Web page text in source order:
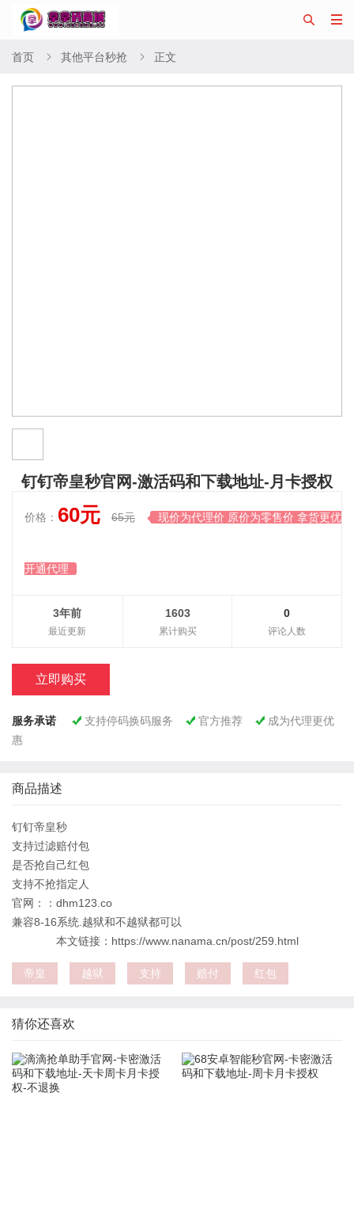


首页  其他平台秒抢  正文
钉钉帝皇秒官网-激活码和下载地址-月卡授权
价格： 60元 65元  现价为代理价 原价为零售价 拿货更优惠
开通代理
0
评论人数
1603
累计购买
3年前
最近更新
立即购买
服务承诺  支持停码换码服务  官方推荐  成为代理更优
惠
商品描述
钉钉帝皇秒
支持过滤赔付包
是否抢自己红包
支持不抢指定人
官网：：dhm123.co
兼容8-16系统.越狱和不越狱都可以
本文链接：https://www.nanama.cn/post/259.html
帝皇 越狱 支持 赔付 红包
猜你还喜欢